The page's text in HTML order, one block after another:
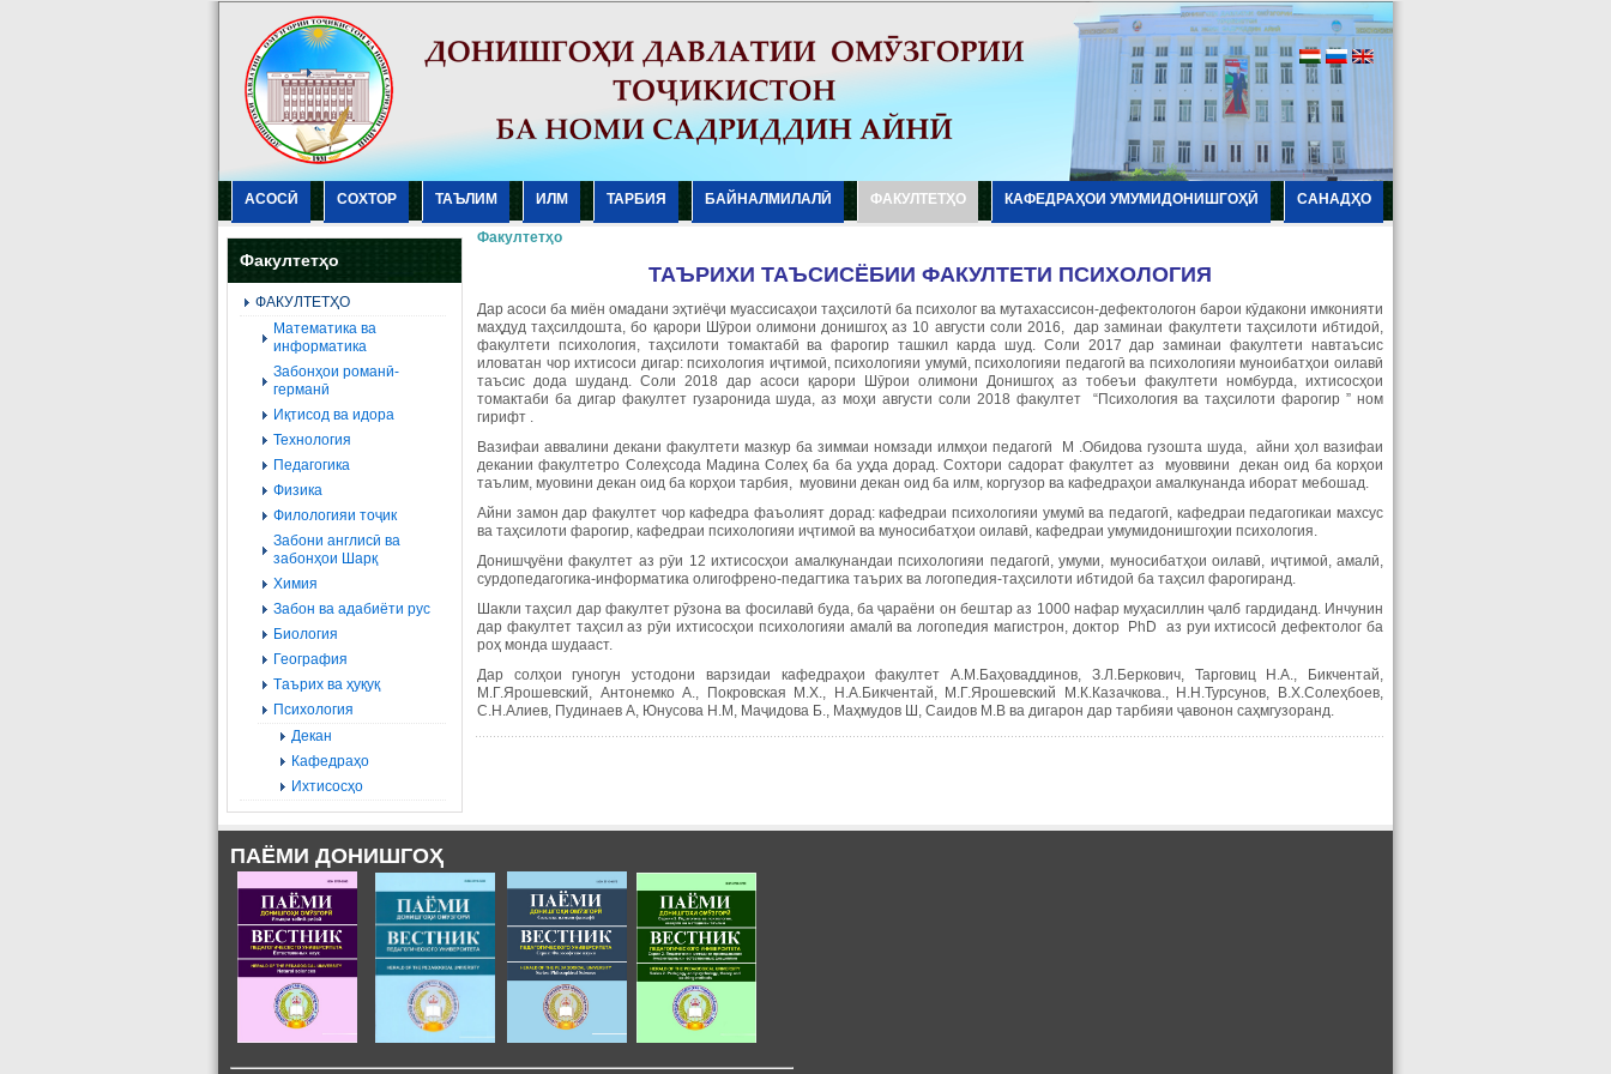
АСОСӢ СОХТОР ТАЪЛИМ ИЛМ ТАРБИЯ БАЙНАЛМИЛАЛӢ ФАКУЛТЕТҲО КАФЕДРАҲОИ УМУМИДОНИШГОҲӢ САНАДҲО
Факултетҳо
ФАКУЛТЕТҲО
Mатематика ва
информатика
Забонҳои романӣ-
германӣ
Иқтисод ва идора
Технология
Педагогика
Физика
Филологияи тоҷик
Забони англисӣ ва
забонҳои Шарқ
Химия
Забон ва адабиёти рус
Биология
География
Tаърих ва ҳуқуқ
Психология
Декан
Кафедраҳо
Ихтисосҳо
Факултетҳо
ТАЪРИХИ ТАЪСИСЁБИИ ФАКУЛТЕТИ ПСИХОЛОГИЯ
Дар асоси ба миён омадани эҳтиёҷи муассисаҳои таҳсилотӣ ба психолог ва мутахассисон-дефектологон барои кӯдакони имконияти
маҳдуд таҳсилдошта, бо қарори Шӯрои олимони донишгоҳ аз 10 августи соли 2016, дар заминаи факултети таҳсилоти ибтидоӣ,
факултети психология, таҳсилоти томактабӣ ва фарогир ташкил карда шуд. Соли 2017 дар заминаи факултети навтаъсис
иловатан чор ихтисоси дигар: психология иҷтимоӣ, психологияи умумӣ, психологияи педагогӣ ва психологияи муноибатҳои оилавӣ
таъсис дода шуданд. Соли 2018 дар асоси қарори Шӯрои олимони Донишгоҳ аз тобеъи факултети номбурда, ихтисосҳои
томактаби ба дигар факултет гузаронида шуда, аз моҳи августи соли 2018 факултет “Психология ва таҳсилоти фарогир ” ном
гирифт .
Вазифаи аввалини декани факултети мазкур ба зиммаи номзади илмҳои педагогӣ М .Обидова гузошта шуда, айни ҳол вазифаи
декании факултетро Солеҳсода Мадина Солеҳ ба ба уҳда дорад. Сохтори садорат факултет аз муоввини декан оид ба корҳои
таълим, муовини декан оид ба корҳои тарбия, муовини декан оид ба илм, коргузор ва кафедраҳои амалкунанда иборат мебошад.
Айни замон дар факултет чор кафедра фаъолият дорад: кафедраи психологияи умумӣ ва педагогӣ, кафедраи педагогикаи махсус
ва таҳсилоти фарогир, кафедраи психологияи иҷтимоӣ ва муносибатҳои оилавӣ, кафедраи умумидонишгоҳии психология.
Донишҷуёни факултет аз рӯи 12 ихтисосҳои амалкунандаи психологияи педагогӣ, умуми, муносибатҳои оилавӣ, иҷтимоӣ, амалӣ,
сурдопедагогика-информатика олигофрено-педагтика таърих ва логопедия-таҳсилоти ибтидоӣ ба таҳсил фарогиранд.
Шакли таҳсил дар факултет рӯзона ва фосилавӣ буда, ба ҷараёни он бештар аз 1000 нафар муҳасиллин ҷалб гардиданд. Инчунин
дар факултет таҳсил аз рӯи ихтисосҳои психологияи амалӣ ва логопедия магистрон, доктор PhD аз руи ихтисосӣ дефектолог ба
роҳ монда шудааст.
Дар солҳои гуногун устодони варзидаи кафедраҳои факултет А.М.Баҳоваддинов, З.Л.Беркович, Тарговиц Н.А., Бикчентай,
М.Г.Ярошевский, Антонемко А., Покровская М.Х., Н.А.Бикчентай, М.Г.Ярошевский М.К.Казачкова., Н.Н.Турсунов, В.Х.Солеҳбоев,
С.Н.Алиев, Пудинаев А, Юнусова Н.М, Маҷидова Б., Маҳмудов Ш, Саидов М.В ва дигарон дар тарбияи ҷавонон саҳмгузоранд.
ПАЁМИ ДОНИШГОҲ